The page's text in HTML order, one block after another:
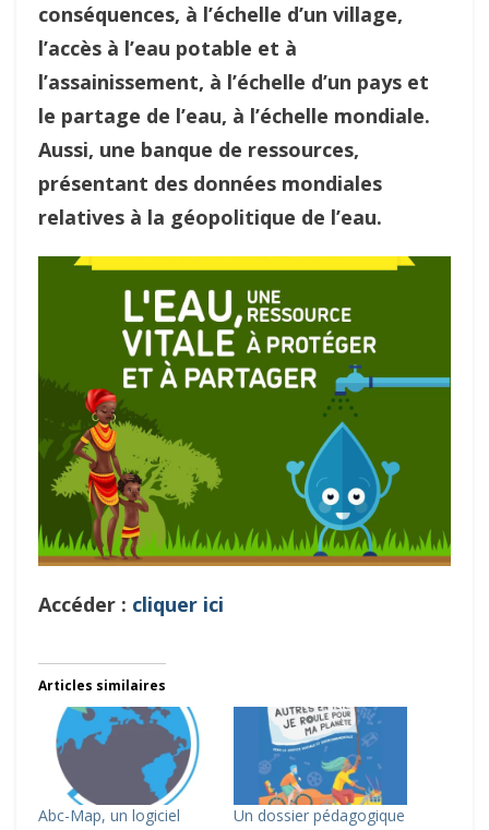
conséquences, à l’échelle d’un village,
l’accès à l’eau potable et à
l’assainissement, à l’échelle d’un pays et
le partage de l’eau, à l’échelle mondiale.
Aussi, une banque de ressources,
présentant des données mondiales
relatives à la géopolitique de l’eau.
Accéder : cliquer ici
Articles similaires
Abc-Map, un logiciel
Un dossier pédagogique